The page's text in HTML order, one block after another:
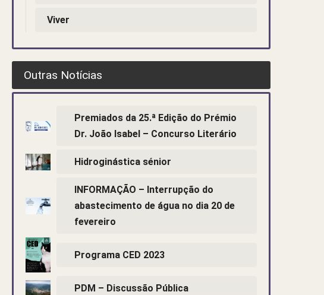
Viver
Outras Notícias
Premiados da 25.ª Edição do Prémio
Dr. João Isabel – Concurso Literário
Hidroginástica sénior
INFORMAÇÃO – Interrupção do
abastecimento de água no dia 20 de
fevereiro
Programa CED 2023
PDM – Discussão Pública